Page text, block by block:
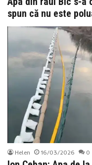
spun că nu este
Helen 16/03/2026 0